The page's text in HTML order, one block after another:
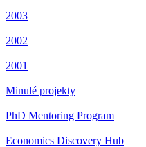
2003
2002
2001
Minulé projekty
PhD Mentoring Program
Economics Discovery Hub